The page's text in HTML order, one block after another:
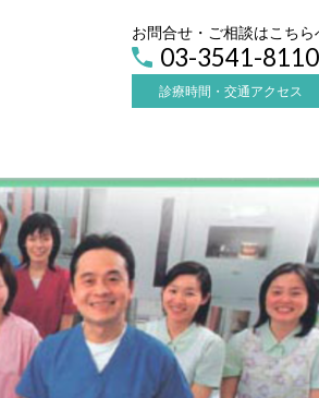
お問合せ・ご相談はこちら
03-3541-8110
診療時間・交通アクセス